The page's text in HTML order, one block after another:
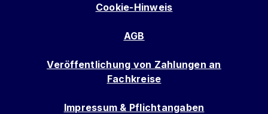
Cookie-Hinweis
AGB
Veröffentlichung von Zahlungen an
Fachkreise
Impressum & Pflichtangaben